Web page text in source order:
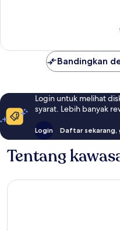
Bandingkan
Login untuk melihat
syarat. Lebih banyak
Login Daftar sekarang,
Tentang